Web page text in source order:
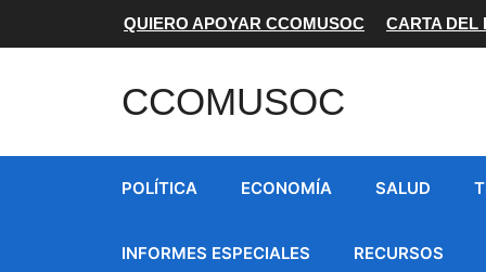
al
QUIERO APOYAR CCOMUSOC CARTA DEL
CCOMUSOC
POLÍTICA ECONOMÍA SALUD
INFORMES ESPECIALES RECURSOS